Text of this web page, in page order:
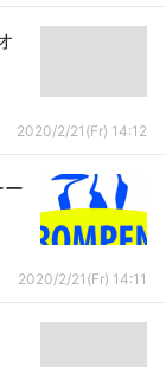
2020/2/21(Fr) 14:12
ー
2020/2/21(Fr) 14:11